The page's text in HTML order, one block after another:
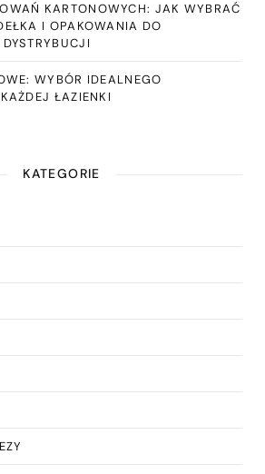
KARTONOWYCH: JAK WYBRAĆ
I OPAKOWANIA DO
WYBÓR IDEALNEGO
ŁAZIENKI
KATEGORIE